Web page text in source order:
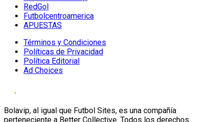
RedGol
Futbolcentroamerica
APUESTAS
Términos y Condiciones
Políticas de Privacidad
Política Editorial
Ad Choices
Bolavip, al igual que Futbol Sites, es una compañía
perteneciente a Better Collective. Todos los derechos